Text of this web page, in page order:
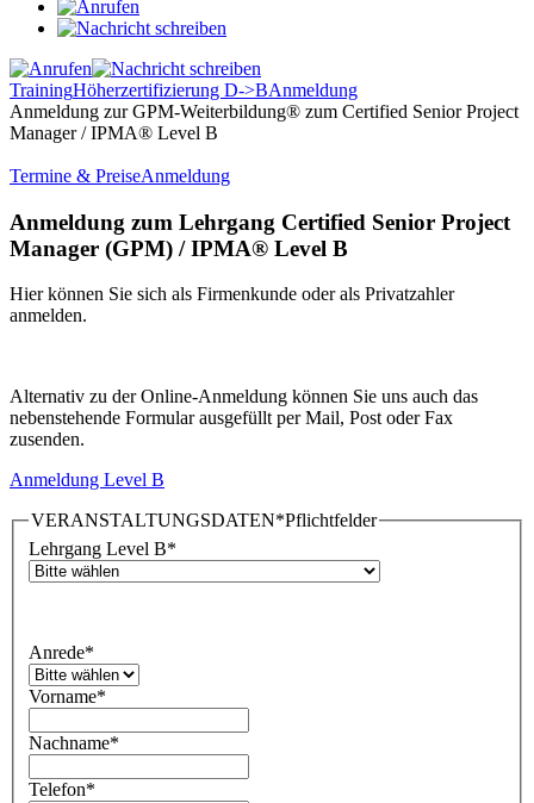
TrainingHöherzertifizierung D->BAnmeldung
Anmeldung zur GPM-Weiterbildung® zum Certified Senior Project
Manager / IPMA® Level B
Termine & PreiseAnmeldung
Anmeldung zum Lehrgang Certified Senior Project
Manager (GPM) / IPMA® Level B
Hier können Sie sich als Firmenkunde oder als Privatzahler
anmelden.
Alternativ zu der Online-Anmeldung können Sie uns auch das
nebenstehende Formular ausgefüllt per Mail, Post oder Fax
zusenden.
Anmeldung Level B
VERANSTALTUNGSDATEN*Pflichtfelder
Lehrgang Level B*
Anrede*
Vorname*
Nachname*
Telefon*